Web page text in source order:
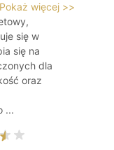
Pokaż więcej >>
się w
się na
dla
oraz
...